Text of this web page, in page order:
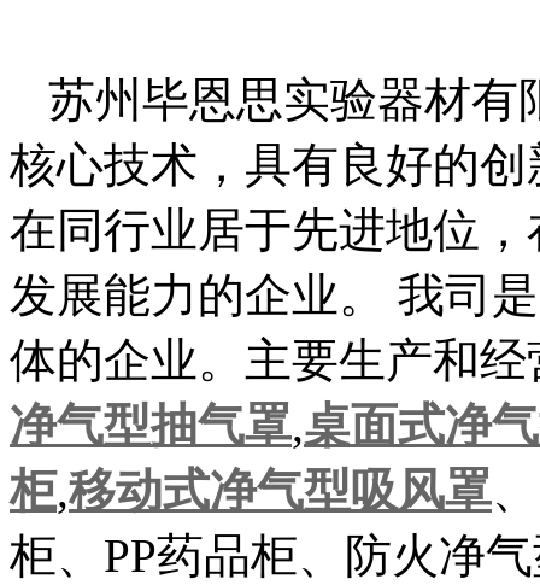
苏州毕恩思实验器材有
核心技术，具有良好的
在同行业居于先进地位
发展能力的企业。 我司
体的企业。主要生产和经
净气型抽气罩,桌面式净
柜,移动式净气型吸风罩
柜、PP药品柜、防火净